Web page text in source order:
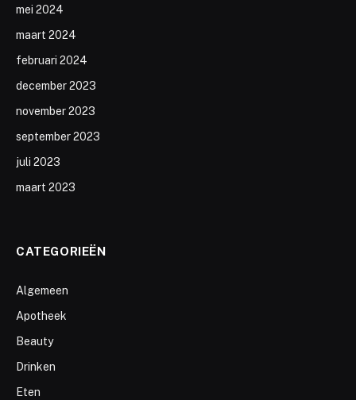
mei 2024
maart 2024
februari 2024
december 2023
november 2023
september 2023
juli 2023
maart 2023
CATEGORIEËN
Algemeen
Apotheek
Beauty
Drinken
Eten